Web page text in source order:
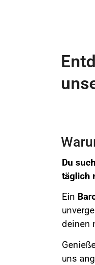
Du
täglich
Ein
deinen
uns